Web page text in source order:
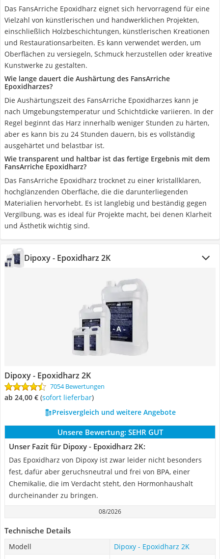
Das FansArriche Epoxidharz eignet sich hervorragend für eine
Vielzahl von künstlerischen und handwerklichen Projekten,
einschließlich Holzbeschichtungen, künstlerischen Kreationen
und Restaurationsarbeiten. Es kann verwendet werden, um
Oberflächen zu versiegeln, Schmuck herzustellen oder kreative
Kunstwerke zu gestalten.
Wie lange dauert die Aushärtung des FansArriche
Epoxidharzes?
Die Aushärtungszeit des FansArriche Epoxidharzes kann je
nach Umgebungstemperatur und Schichtdicke variieren. In der
Regel beginnt das Harz innerhalb weniger Stunden zu härten,
aber es kann bis zu 24 Stunden dauern, bis es vollständig
ausgehärtet und belastbar ist.
Wie transparent und haltbar ist das fertige Ergebnis mit dem
FansArriche Epoxidharz?
Das FansArriche Epoxidharz trocknet zu einer kristallklaren,
hochglänzenden Oberfläche, die die darunterliegenden
Materialien hervorhebt. Es ist langlebig und beständig gegen
Vergilbung, was es ideal für Projekte macht, bei denen Klarheit
und Ästhetik wichtig sind.
Dipoxy - Epoxidharz 2K
Dipoxy - Epoxidharz 2K
7054 Bewertungen
ab 24,00 € ( Sofort lieferbar)
Preisvergleich und weitere Angebote
Unsere Bewertung: SEHR GUT
Unser Fazit für Dipoxy - Epoxidharz 2K:
Das Epoxidharz von Dipoxy ist zwar leider nicht besonders
fest, dafür aber geruchsneutral und frei von BPA, einer
Chemikalie, die im Verdacht steht, den Hormonhaushalt
durcheinander zu bringen.
08/2026
Technische Details
Modell
Dipoxy - Epoxidharz 2K